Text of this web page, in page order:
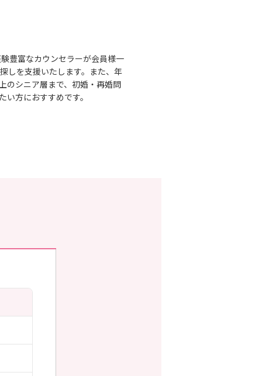
豊富なカウンセラーが会員様一
しを支援いたします。また、年
のシニア層まで、初婚・再婚問
方におすすめです。